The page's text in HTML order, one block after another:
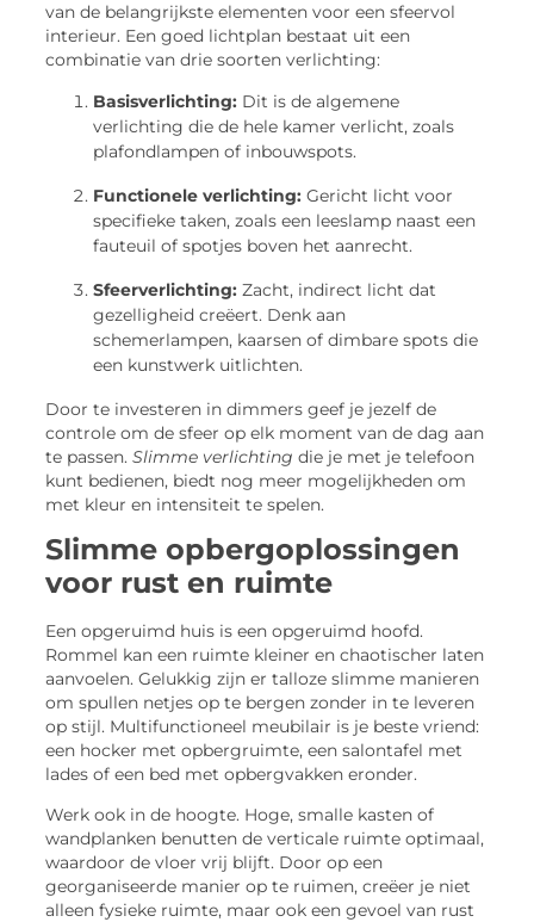
van de belangrijkste elementen voor een sfeervol
interieur. Een goed lichtplan bestaat uit een
combinatie van drie soorten verlichting:
Basisverlichting: Dit is de algemene
verlichting die de hele kamer verlicht, zoals
plafondlampen of inbouwspots.
Functionele verlichting: Gericht licht voor
specifieke taken, zoals een leeslamp naast een
fauteuil of spotjes boven het aanrecht.
Sfeerverlichting: Zacht, indirect licht dat
gezelligheid creëert. Denk aan
schemerlampen, kaarsen of dimbare spots die
een kunstwerk uitlichten.
Door te investeren in dimmers geef je jezelf de
controle om de sfeer op elk moment van de dag aan
te passen.Slimme verlichting die je met je telefoon
kunt bedienen, biedt nog meer mogelijkheden om
met kleur en intensiteit te spelen.
Slimme opbergoplossingen
voor rust en ruimte
Een opgeruimd huis is een opgeruimd hoofd.
Rommel kan een ruimte kleiner en chaotischer laten
aanvoelen. Gelukkig zijn er talloze slimme manieren
om spullen netjes op te bergen zonder in te leveren
op stijl. Multifunctioneel meubilair is je beste vriend:
een hocker met opbergruimte, een salontafel met
lades of een bed met opbergvakken eronder.
Werk ook in de hoogte. Hoge, smalle kasten of
wandplanken benutten de verticale ruimte optimaal,
waardoor de vloer vrij blijft. Door op een
georganiseerde manier op te ruimen, creëer je niet
alleen fysieke ruimte, maar ook een gevoel van rust